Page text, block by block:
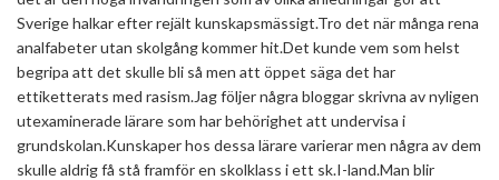
Sverige halkar efter rejält kunskapsmässigt.Tro det när många rena
analfabeter utan skolgång kommer hit.Det kunde vem som helst
begripa att det skulle bli så men att öppet säga det har
ettiketterats med rasism.Jag följer några bloggar skrivna av nyligen
utexaminerade lärare som har behörighet att undervisa i
grundskolan.Kunskaper hos dessa lärare varierar men några av dem
skulle aldrig få stå framför en skolklass i ett sk.I-land.Man blir